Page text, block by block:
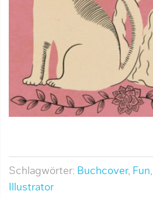
Schlagwörter: Buchcover, Fun,
Illustrator